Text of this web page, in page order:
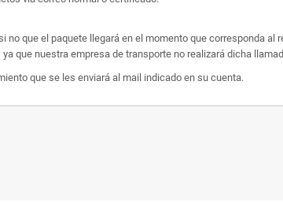
no que el paquete llegará en el momento que corresponda al
que nuestra empresa de transporte no realizará dicha
que se les enviará al mail indicado en su cuenta.